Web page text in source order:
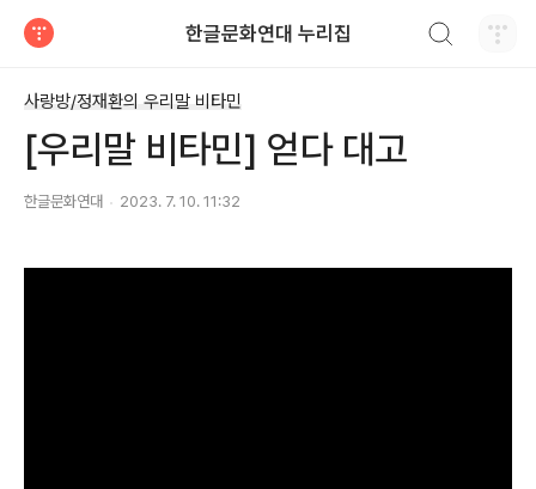
한글문화연대 누리집
사랑방/정재환의 우리말 비타민
[우리말 비타민] 얻다 대고
한글문화연대 2023. 7. 10. 11:32